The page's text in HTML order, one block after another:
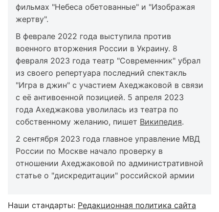
фильмах "Небеса обетованные" и "Изображая
жертву".
В феврале 2022 года выступила против
военного вторжения России в Украину. 8
февраля 2023 года театр "Современник" убрал
из своего репертуара последний спектакль
"Игра в джин" с участием Ахеджаковой в связи
с её антивоенной позицией. 5 апреля 2023
года Ахеджакова уволилась из театра по
собственному желанию, пишет Википедия.
2 сентября 2023 года главное управление МВД
России по Москве начало проверку в
отношении Ахеджаковой по административной
статье о "дискредитации" российской армии
Наши стандарты: Редакционная политика сайта